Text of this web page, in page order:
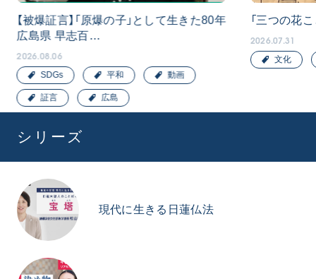
【被爆証言】「原爆の子」として生きた80年
広島県 早志百…
2026.08.06
SDGs 平和 動画
証言 広島
「三つの花
2026.07.31
文化
シリーズ
現代に生きる日蓮仏法